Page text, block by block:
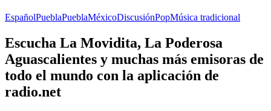
EspañolPueblaPueblaMéxicoDiscusiónPopMúsica tradicional
Escucha La Movidita, La Poderosa
Aguascalientes y muchas más emisoras de
todo el mundo con la aplicación de
radio.net